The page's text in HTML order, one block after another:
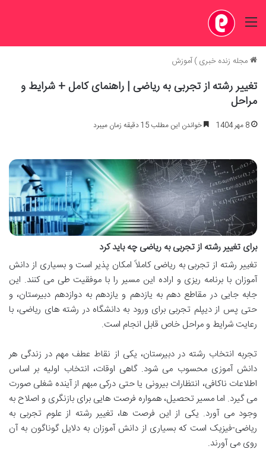
منو
مجله زنده خبری)آموزش
تغییر رشته از تجربی به ریاضی | راهنمای کامل + شرایط و
مراحل
8 مهر 1404 خواندن این مطلب 15 دقیقه زمان میبرد
برای تغییر رشته از تجربی به ریاضی چه باید کرد
تغییر رشته از تجربی به ریاضی کاملاً امکان پذیر است و بسیاری از دانش
آموزان با برنامه ریزی و اراده این مسیر را با موفقیت طی می کنند. این
جابه جایی در مقاطع دهم به یازدهم و یازدهم به دوازدهم دبیرستان، و
حتی پس از دیپلم تجربی برای ورود به دانشگاه در رشته های ریاضی، با
رعایت شرایط و مراحل خاص قابل انجام است.
تجربه انتخاب رشته در دبیرستان، یکی از نقاط عطف مهم در زندگی هر
دانش آموزی محسوب می شود. گاهی اوقات، انتخاب اولیه بر اساس
اطلاعات ناکافی، انتظارات بیرونی یا حتی درکی مبهم از آینده شغلی صورت
می گیرد. اما مسیر تحصیل، همواره فرصت هایی برای بازنگری و اصلاح به
وجود می آورد. یکی از این فرصت ها، تغییر رشته از علوم تجربی به
ریاضی-فیزیک است که بسیاری از دانش آموزان به دلایل گوناگون به آن
روی می آورند.